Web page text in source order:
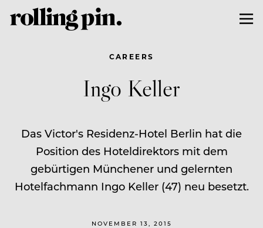
CAREERS
Ingo Keller
Das Victor's Residenz-Hotel Berlin hat die
Position des Hoteldirektors mit dem
gebürtigen Münchener und gelernten
Hotelfachmann Ingo Keller (47) neu besetzt.
NOVEMBER 13, 2015